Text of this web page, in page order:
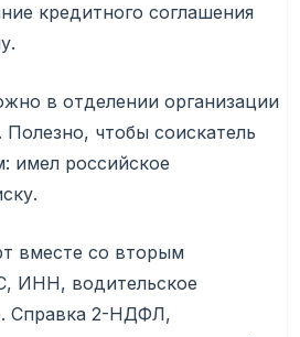
кредитного соглашения
в отделении организации
чтобы соискатель
имел российское
вместе со вторым
ИНН, водительское
Справка 2-НДФЛ,